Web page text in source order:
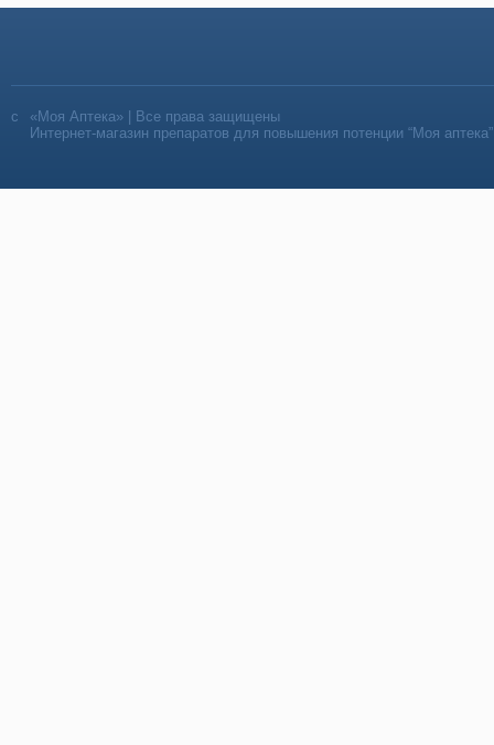
«Моя Аптека» | Все права защищены
Интернет-магазин препаратов для повышения потенции “Моя